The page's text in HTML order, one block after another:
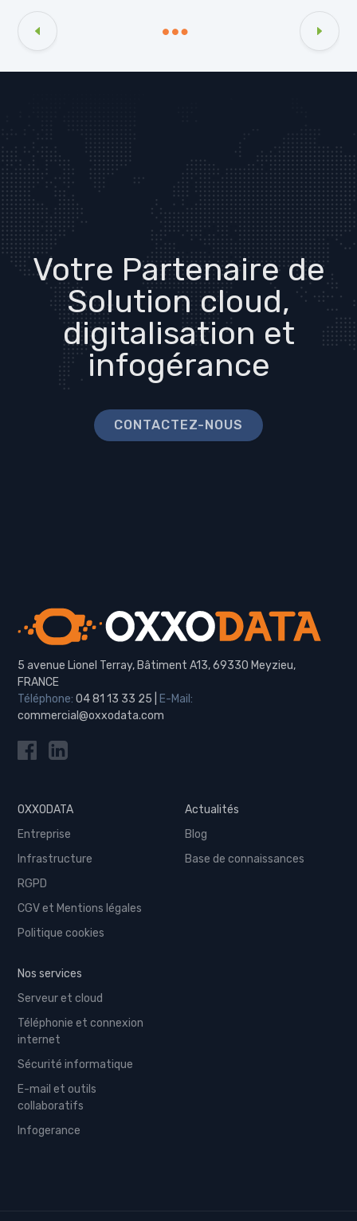
Votre Partenaire de
Solution cloud,
digitalisation et
infogérance
CONTACTEZ-NOUS
5 avenue Lionel Terray, Bâtiment A13, 69330 Meyzieu,
FRANCE
Téléphone:04 81 13 33 25
E-Mail:
commercial@oxxodata.com
OXXODATA
Entreprise
Infrastructure
RGPD
CGV et Mentions légales
Politique cookies
Actualités
Blog
Base de connaissances
Nos services
Serveur et cloud
Téléphonie et connexion
internet
Sécurité informatique
E-mail et outils
collaboratifs
Infogerance